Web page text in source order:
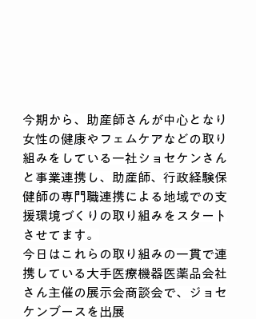
今期から、助産師さんが中心となり
女性の健康やフェムケアなどの取り
組みをしている一社ショセケンさん
と事業連携し、助産師、行政経験保
健師の専門職連携による地域での支
援環境づくりの取り組みをスタート
させてます。
今日はこれらの取り組みの一貫で連
携している大手医療機器医薬品会社
さん主催の展示会商談会で、ジョセ
ケンブースを出展